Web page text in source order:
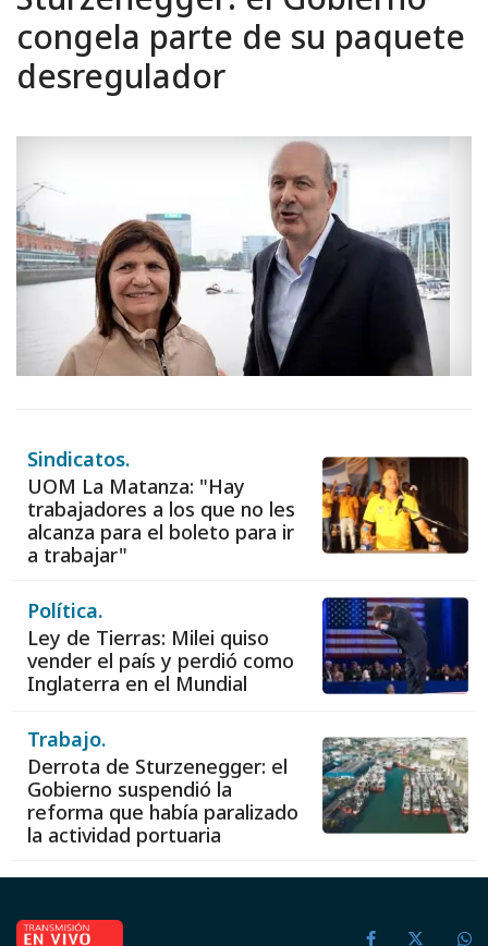
congela parte de su paquete
desregulador
Sindicatos.
UOM La Matanza: "Hay
trabajadores a los que no les
alcanza para el boleto para ir
a trabajar"
Política.
Ley de Tierras: Milei quiso
vender el país y perdió como
Inglaterra en el Mundial
Trabajo.
Derrota de Sturzenegger: el
Gobierno suspendió la
reforma que había paralizado
la actividad portuaria